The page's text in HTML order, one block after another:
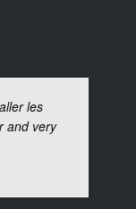
les
and very